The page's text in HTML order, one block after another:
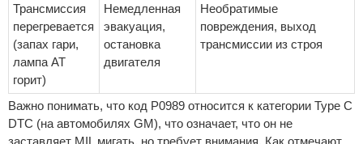
Трансмиссия
перегревается
(запах гари,
лампа AT
горит)
Немедленная
эвакуация,
остановка
двигателя
Необратимые
повреждения, выход
трансмиссии из строя
Важно понимать, что код P0989 относится к категории Type C
DTC (на автомобилях GM), что означает, что он не
заставляет MIL мигать, но требует внимания. Как отмечают